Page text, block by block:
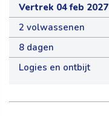
Vertrek 04 feb 2027
2 volwassenen
8 dagen
Logies en ontbijt